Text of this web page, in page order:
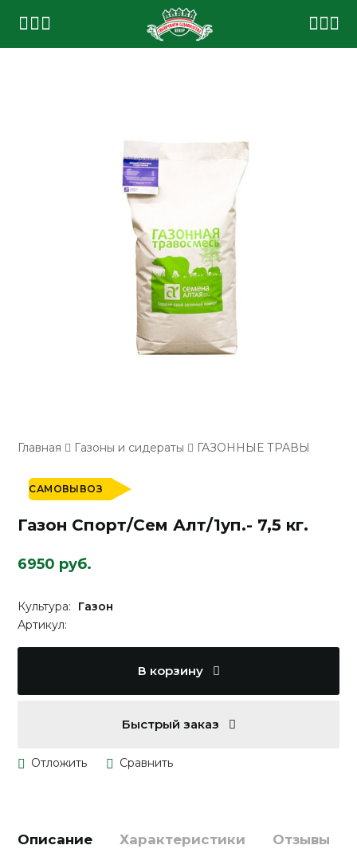
Главная Газоны и сидераты ГАЗОННЫЕ ТРАВЫ
САМОВЫВОЗ
Газон Спорт/Сем Алт/1уп.- 7,5 кг.
6950 руб.
Культура:
Газон
Артикул:
В корзину
Быстрый заказ
Описание Характеристики Отзывы